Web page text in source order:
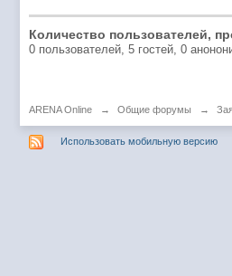
Количество пользователей,
0 пользователей, 5 гостей, 0
ARENA Online → Общие форумы →
Использовать мобильную версию